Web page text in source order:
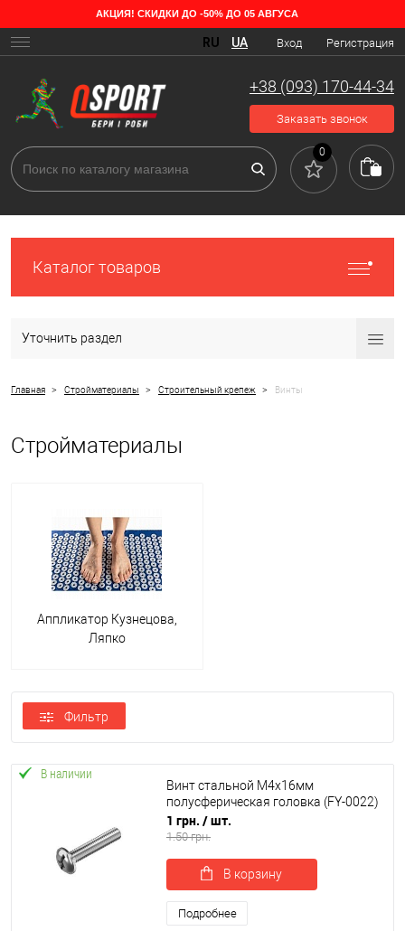
АКЦИЯ! СКИДКИ ДО -50% ДО 05 АВГУСА
Вход Регистрация
RU UA
+38 (093) 170-44-34
Заказать звонок
0
Каталог товаров
Уточнить раздел
Главная > Стройматериалы > Строительный крепеж > Винты
Стройматериалы
Аппликатор Кузнецова,
Ляпко
Фильтр
В наличии
Винт стальной М4х16мм
полусферическая головка (FY-0022)
1 грн. / шт.
1.50 грн.
В корзину
Подробнее